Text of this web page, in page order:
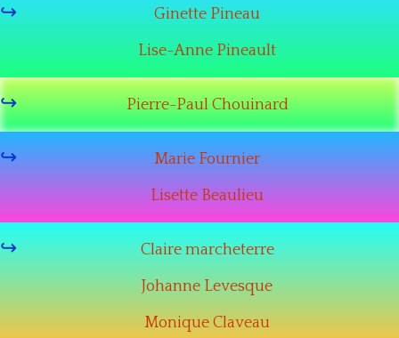
Ginette Pineau
Lise-Anne Pineault
Pierre-Paul Chouinard
Marie Fournier
Lisette Beaulieu
Claire marcheterre
Johanne Levesque
Monique Claveau